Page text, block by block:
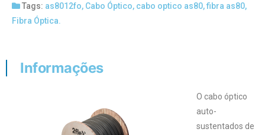
Tags: as8012fo, Cabo Óptico, cabo optico as80,fibra as80,
Fibra Óptica.
Informações
O cabo óptico
auto-
sustentados de